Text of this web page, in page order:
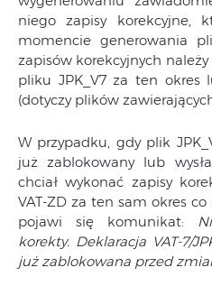
niego zapisy korekcyjne,
momencie generowania
zapisów korekcyjnych
pliku JPK_V7 za ten
(dotyczy plików
W przypadku, gdy plik
już zablokowany lub
chciał wykonać zapisy
VAT-ZD za ten sam okres
pojawi się komunikat:
korekty. Deklaracja VAT-7/
już zablokowana przed